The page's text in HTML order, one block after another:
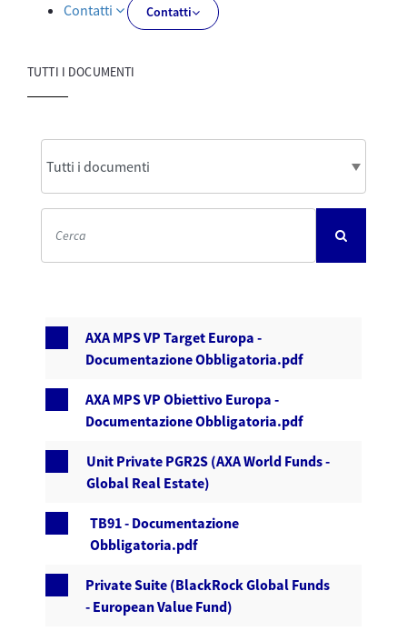
Contatti Contatti
TUTTI I DOCUMENTI
AXA MPS VP Target Europa -
Documentazione Obbligatoria.pdf
AXA MPS VP Obiettivo Europa -
Documentazione Obbligatoria.pdf
Unit Private PGR2S (AXA World Funds -
Global Real Estate)
TB91 - Documentazione
Obbligatoria.pdf
Private Suite (BlackRock Global Funds
- European Value Fund)